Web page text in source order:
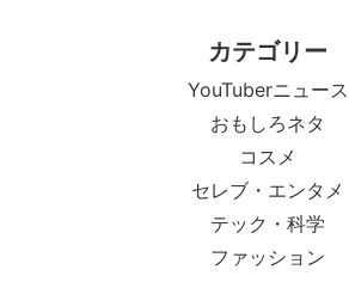
カテゴリー
YouTuberニュース
おもしろネタ
コスメ
セレブ・エンタメ
テック・科学
ファッション